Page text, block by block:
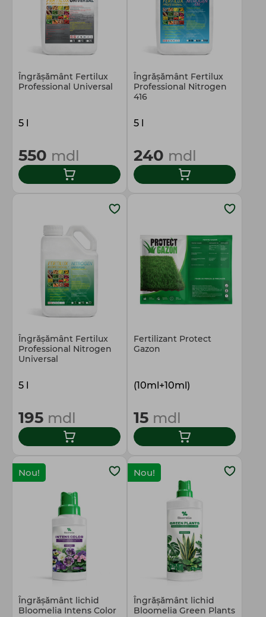
Îngrășământ Fertilux
Professional Universal
5 l
550 mdl
Îngrășământ Fertilux
Prоfessional Nitrogen
416
5 l
240 mdl
Îngrășământ Fertilux
Prоfessional Nitrogen
Universal
5 l
195 mdl
Fertilizant Protect
Gazon
(10ml+10ml)
15 mdl
Nou!
Îngrășământ lichid
Bloomelia Intens Color
Nou!
Îngrășământ lichid
Bloomelia Green Plants